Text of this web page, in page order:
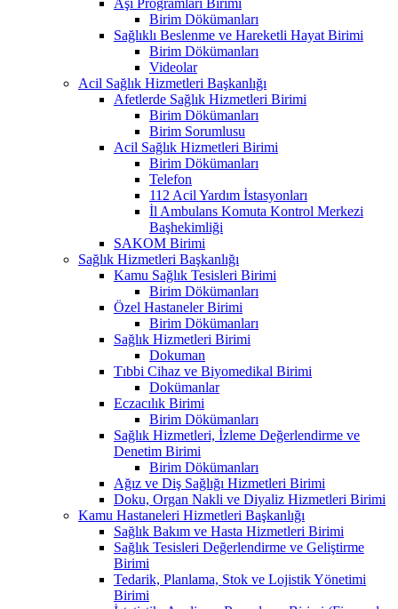
Birim Dökümanları
Sağlıklı Beslenme ve Hareketli Hayat Birimi
Birim Dökümanları
Videolar
Acil Sağlık Hizmetleri Başkanlığı
Afetlerde Sağlık Hizmetleri Birimi
Birim Dökümanları
Birim Sorumlusu
Acil Sağlık Hizmetleri Birimi
Birim Dökümanları
Telefon
112 Acil Yardım İstasyonları
İl Ambulans Komuta Kontrol Merkezi
Başhekimliği
SAKOM Birimi
Sağlık Hizmetleri Başkanlığı
Kamu Sağlık Tesisleri Birimi
Birim Dökümanları
Özel Hastaneler Birimi
Birim Dökümanları
Sağlık Hizmetleri Birimi
Dokuman
Tıbbi Cihaz ve Biyomedikal Birimi
Dokümanlar
Eczacılık Birimi
Birim Dökümanları
Sağlık Hizmetleri, İzleme Değerlendirme ve
Denetim Birimi
Birim Dökümanları
Ağız ve Diş Sağlığı Hizmetleri Birimi
Doku, Organ Nakli ve Diyaliz Hizmetleri Birimi
Kamu Hastaneleri Hizmetleri Başkanlığı
Sağlık Bakım ve Hasta Hizmetleri Birimi
Sağlık Tesisleri Değerlendirme ve Geliştirme
Birimi
Tedarik, Planlama, Stok ve Lojistik Yönetimi
Birimi